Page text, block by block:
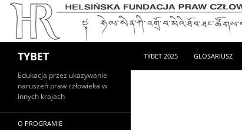
TYBET
TYBET 2025
GLOSARIUSZ
Edukacja przez ukazywanie
naruszeń praw człowieka w
innych krajach
O PROGRAMIE